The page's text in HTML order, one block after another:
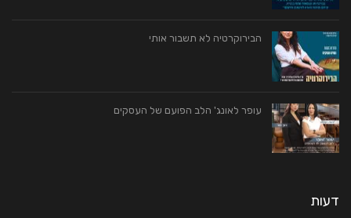
הבירוקרטיה לא תשבור אותי
עופר לאונג' הלב הפועם של העסקים
דעות